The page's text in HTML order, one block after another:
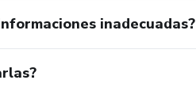
inadecuadas?